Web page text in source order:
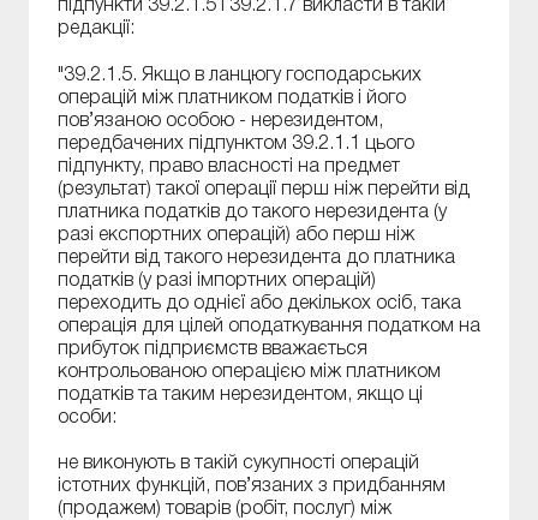
підпункти 39.2.1.5 і 39.2.1.7 викласти в такій
редакції:
"39.2.1.5. Якщо в ланцюгу господарських
операцій між платником податків і його
пов’язаною особою - нерезидентом,
передбачених підпунктом 39.2.1.1 цього
підпункту, право власності на предмет
(результат) такої операції перш ніж перейти від
платника податків до такого нерезидента (у
разі експортних операцій) або перш ніж
перейти від такого нерезидента до платника
податків (у разі імпортних операцій)
переходить до однієї або декількох осіб, така
операція для цілей оподаткування податком на
прибуток підприємств вважається
контрольованою операцією між платником
податків та таким нерезидентом, якщо ці
особи:
не виконують в такій сукупності операцій
істотних функцій, пов’язаних з придбанням
(продажем) товарів (робіт, послуг) між